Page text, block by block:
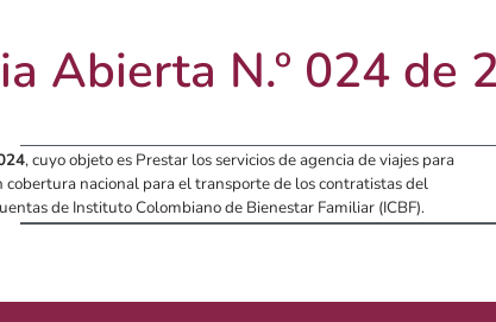
Abierta N.º 024 de
, cuyo objeto es Prestar los servicios de agencia de viajes para
nacional para el transporte de los contratistas del
de Instituto Colombiano de Bienestar Familiar (ICBF).